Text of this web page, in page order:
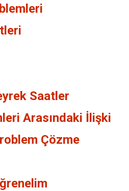
Saatler
Arasındaki İlişki
Çözme